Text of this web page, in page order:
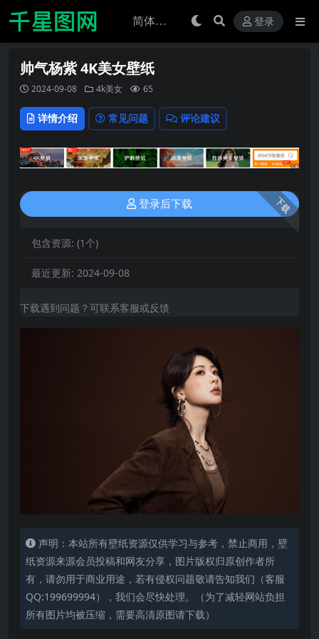
登录
帅气杨紫 4K美女壁纸
2024-09-08 4k美女 65
详情介绍 常见问题 评论建议
下载
登录后下载
包含资源: (1个)
最近更新: 2024-09-08
下载遇到问题？可联系客服或反馈
声明：本站所有壁纸资源仅供学习与参考，禁止商用，壁
纸资源来源会员投稿和网友分享，图片版权归原创作者所
有，请勿用于商业用途，若有侵权问题敬请告知我们（客服
QQ:199699994），我们会尽快处理。（为了减轻网站负担
所有图片均被压缩，需要高清原图请下载）